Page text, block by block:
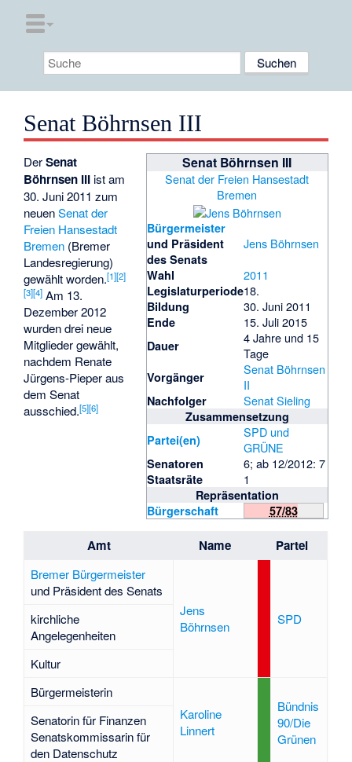
Senat Böhrnsen III
Senat Böhrnsen III
Senat der Freien Hansestadt
Bremen
Bürgermeister
und Präsident
des Senats
Jens Böhrnsen
Wahl 2011
Legislaturperiode18.
Bildung 30. Juni 2011
Ende 15. Juli 2015
Dauer
4 Jahre und 15
Tage
Vorgänger
Senat Böhrnsen
II
Nachfolger Senat Sieling
Zusammensetzung
Partei(en)
SPD und
GRÜNE
Senatoren 6; ab 12/2012: 7
Staatsräte 1
Repräsentation
Bürgerschaft
57/83
DerSenat
Böhrnsen III ist am
30. Juni 2011 zum
neuenSenat der
Freien Hansestadt
Bremen (Bremer
Landesregierung)
gewählt worden.[1][2]
[3][4] Am 13.
Dezember 2012
wurden drei neue
Mitglieder gewählt,
nachdem Renate
Jürgens-Pieper aus
dem Senat
ausschied.[5][6]
Amt Name Partei
Bremer Bürgermeister
und Präsident des Senats
Jens
Böhrnsen
SPD
kirchliche
Angelegenheiten
Kultur
Bürgermeisterin
Karoline
Linnert
Bündnis
90/Die
Grünen
Senatorin für Finanzen
Senatskommissarin für
den Datenschutz